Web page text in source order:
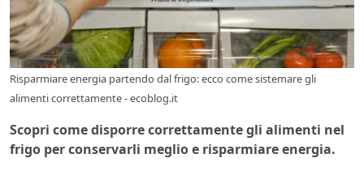
Risparmiare energia partendo dal frigo: ecco come sistemare gli
alimenti correttamente - ecoblog.it
Scopri come disporre correttamente gli alimenti nel
frigo per conservarli meglio e risparmiare energia.